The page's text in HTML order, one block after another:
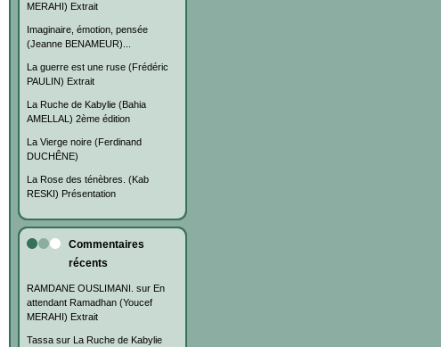
MERAHI) Extrait
Imaginaire, émotion, pensée
(Jeanne BENAMEUR)...
La guerre est une ruse (Frédéric
PAULIN) Extrait
La Ruche de Kabylie (Bahia
AMELLAL) 2ème édition
La Vierge noire (Ferdinand
DUCHÊNE)
La Rose des ténèbres. (Kab
RESKI) Présentation
Commentaires
récents
RAMDANE OUSLIMANI. sur En
attendant Ramadhan (Youcef
MERAHI) Extrait
Tassasur La Ruche de Kabylie